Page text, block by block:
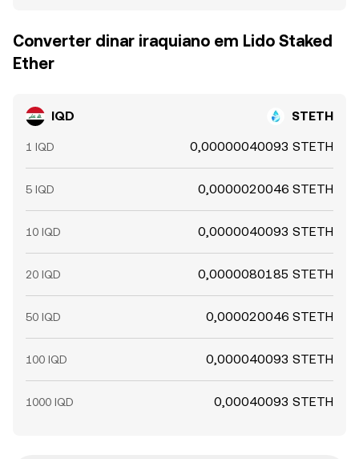
Converter dinar iraquiano em Lido Staked
Ether
IQD STETH
1 IQD 0,00000040093 STETH
5 IQD 0,0000020046 STETH
10 IQD 0,0000040093 STETH
20 IQD 0,0000080185 STETH
50 IQD 0,000020046 STETH
100 IQD 0,000040093 STETH
1000 IQD 0,00040093 STETH